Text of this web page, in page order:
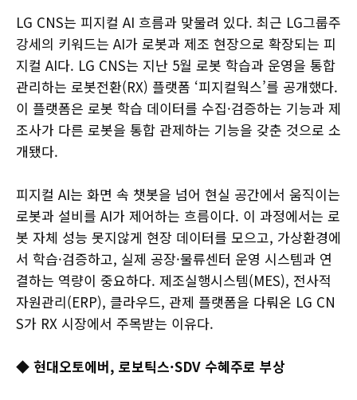
LG CNS는 피지컬 AI 흐름과 맞물려 있다. 최근 LG그룹주
강세의 키워드는 AI가 로봇과 제조 현장으로 확장되는 피
지컬 AI다. LG CNS는 지난 5월 로봇 학습과 운영을 통합
관리하는 로봇전환(RX) 플랫폼 ‘피지컬웍스’를 공개했다.
이 플랫폼은 로봇 학습 데이터를 수집·검증하는 기능과 제
조사가 다른 로봇을 통합 관제하는 기능을 갖춘 것으로 소
개됐다.
피지컬 AI는 화면 속 챗봇을 넘어 현실 공간에서 움직이는
로봇과 설비를 AI가 제어하는 흐름이다. 이 과정에서는 로
봇 자체 성능 못지않게 현장 데이터를 모으고, 가상환경에
서 학습·검증하고, 실제 공장·물류센터 운영 시스템과 연
결하는 역량이 중요하다. 제조실행시스템(MES), 전사적
자원관리(ERP), 클라우드, 관제 플랫폼을 다뤄온 LG CN
S가 RX 시장에서 주목받는 이유다.
◆ 현대오토에버, 로보틱스·SDV 수혜주로 부상